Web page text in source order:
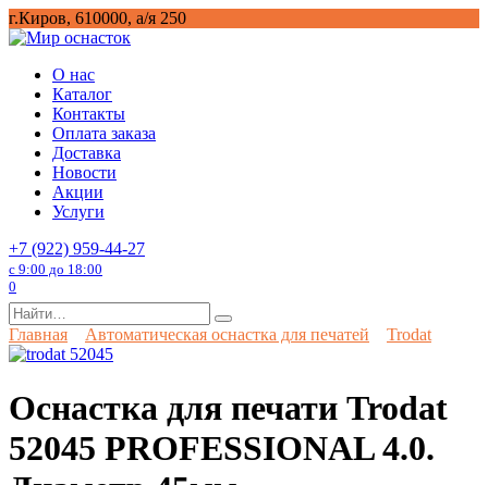
Перейти
к
г.Киров, 610000, а/я 250
О нас
Каталог
Контакты
Оплата заказа
Доставка
Новости
Акции
Услуги
+7 (922) 959-44-27
с 9:00 до 18:00
0
Search
for:
Главная Автоматическая оснастка для печатей Trodat
Оснастка для печати Trodat
52045 PROFESSIONAL 4.0.